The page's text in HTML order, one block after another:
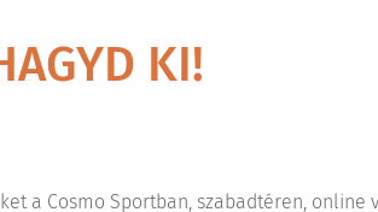
KI!
a Cosmo Sportban, szabadtéren, online